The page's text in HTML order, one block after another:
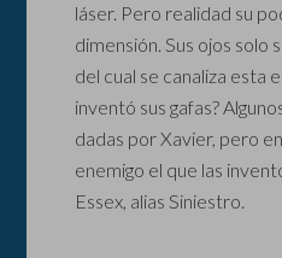
láser. Pero realidad su
dimensión. Sus ojos solo
del cual se canaliza esta
inventó sus gafas?
dadas por Xavier, pero
enemigo el que las
Essex, alias Siniestro.